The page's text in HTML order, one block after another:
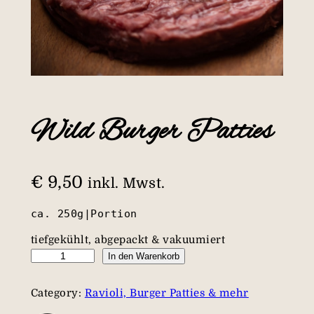
Wild Burger Patties
€ 9,50 inkl. Mwst.
ca. 250g|Portion
tiefgekühlt, abgepackt & vakuumiert
l
In den Warenkorb
Category: Ravioli, Burger Patties & mehr